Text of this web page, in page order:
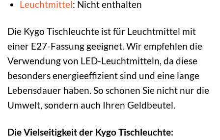
Leuchtmittel: Nicht enthalten
Die Kygo Tischleuchte ist für Leuchtmittel mit
einer E27-Fassung geeignet. Wir empfehlen die
Verwendung von LED-Leuchtmitteln, da diese
besonders energieeffizient sind und eine lange
Lebensdauer haben. So schonen Sie nicht nur die
Umwelt, sondern auch Ihren Geldbeutel.
Die Vielseitigkeit der Kygo Tischleuchte: